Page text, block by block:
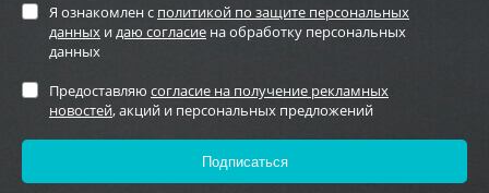
Я ознакомлен с политикой по защите персональных
данных и даю согласие на обработку персональных
данных
Предоставляю согласие на получение рекламных
новостей, акций и персональных предложений